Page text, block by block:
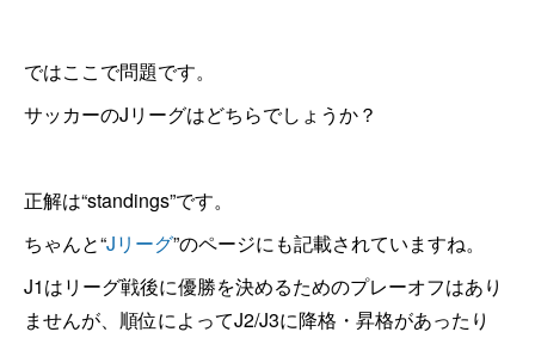
ではここで問題です。
サッカーのJリーグはどちらでしょうか？
正解は“standings”です。
ちゃんと“Jリーグ”のページにも記載されていますね。
J1はリーグ戦後に優勝を決めるためのプレーオフはあり
ませんが、順位によってJ2/J3に降格・昇格があったり